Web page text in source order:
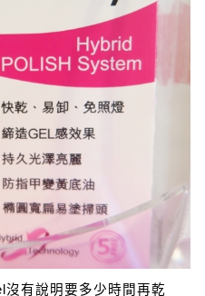
有說明要多少時間再乾